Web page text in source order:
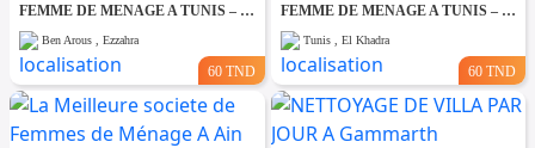
FEMME DE MENAGE A TUNIS – PAR JOUR A Ezzahra
Ben Arous , Ezzahra
60 TND
FEMME DE MENAGE A TUNIS – PAR JOUR A El khadhra
Tunis , El Khadra
60 TND